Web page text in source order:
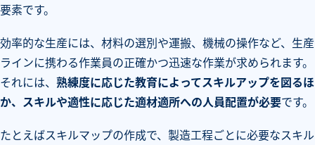
要素です。
効率的な生産には、材料の選別や運搬、機械の操作など、生産
ラインに携わる作業員の正確かつ迅速な作業が求められます。
それには、 熟練度に応じた教育によってスキルアップを図るほ
か、スキルや適性に応じた適材適所への人員配置が必要です。
たとえばスキルマップの作成で、製造工程ごとに必要なスキル